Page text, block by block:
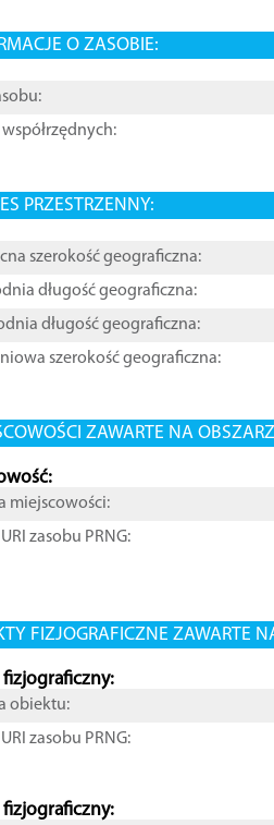
O ZASOBIE:
współrzędnych:
PRZESTRZENNY:
szerokość geograficzna:
długość geograficzna:
długość geograficzna:
szerokość geograficzna:
ZAWARTE NA
miejscowości:
zasobu PRNG:
FIZJOGRAFICZNE ZAWARTE
obiektu:
zasobu PRNG: